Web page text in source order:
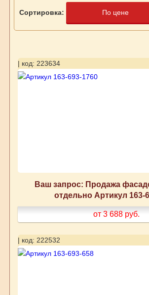
Сортировка: По цене
| код: 223634
Ваш запрос: Продажа
отдельно Артикул 163-
от 3 688 руб.
| код: 222532